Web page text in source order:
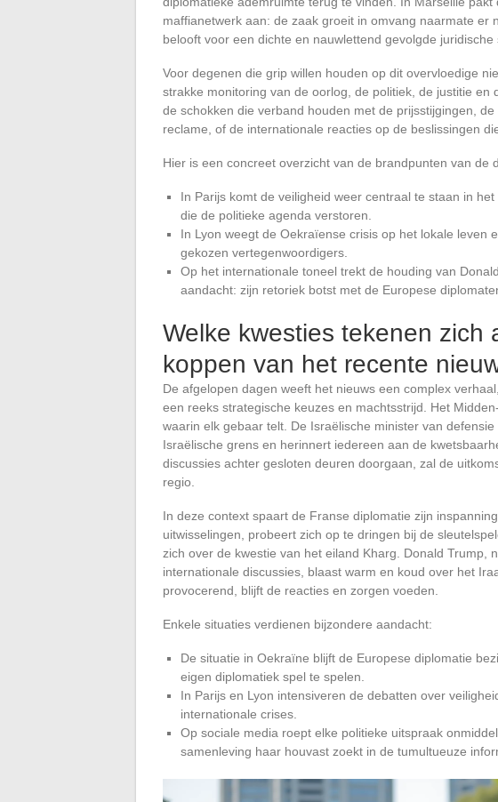
maffianetwerk aan: de zaak groeit in omvang naarmate er
belooft voor een dichte en nauwlettend gevolgde juridische
Voor degenen die grip willen houden op dit overvloedige
strakke monitoring van de oorlog, de politiek, de justitie en
de schokken die verband houden met de prijsstijgingen,
reclame, of de internationale reacties op de beslissingen
Hier is een concreet overzicht van de brandpunten van de
In Parijs komt de veiligheid weer centraal te staan in
die de politieke agenda verstoren.
In Lyon weegt de Oekraïense crisis op het lokale leven
gekozen vertegenwoordigers.
Op het internationale toneel trekt de houding van
aandacht: zijn retoriek botst met de Europese
Welke kwesties tekenen zich
koppen van het recente
De afgelopen dagen weeft het nieuws een complex
een reeks strategische keuzes en machtsstrijd. Het
waarin elk gebaar telt. De Israëlische minister van
Israëlische grens en herinnert iedereen aan de
discussies achter gesloten deuren doorgaan, zal de
regio.
In deze context spaart de Franse diplomatie zijn
uitwisselingen, probeert zich op te dringen bij de
zich over de kwestie van het eiland Kharg. Donald Trump,
internationale discussies, blaast warm en koud over het
provocerend, blijft de reacties en zorgen voeden.
Enkele situaties verdienen bijzondere aandacht:
De situatie in Oekraïne blijft de Europese diplomatie
eigen diplomatiek spel te spelen.
In Parijs en Lyon intensiveren de debatten over
internationale crises.
Op sociale media roept elke politieke uitspraak
samenleving haar houvast zoekt in de tumultueuze